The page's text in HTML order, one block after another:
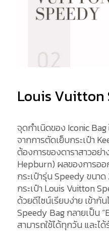
Louis Vuitton
จุดกำเนิดของ Iconic
จากการตัดเย็บกระเป๋า
ต้องการของดาราสาวอย่
Hepburn) ผลของการอ
กระเป๋ารุ่น Speedy ขนา
กระเป๋า Louis Vuitton
ด้วยดีไซน์เรียบง่าย เข้ากั
Speedy Bag กลายเป็น
สามารถใช้ได้ทุกวัน และไ